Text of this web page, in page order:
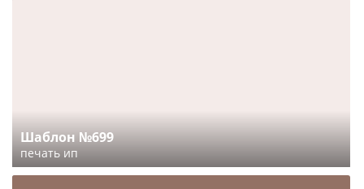
Шаблон №699
печать ип